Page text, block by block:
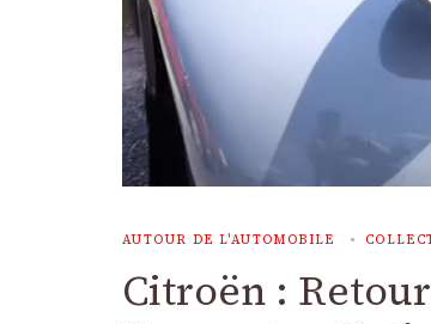
AUTOUR DE L'AUTOMOBILE
Citroën :